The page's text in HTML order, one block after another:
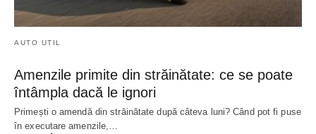
AUTO UTIL
Amenzile primite din străinătate: ce se poate
întâmpla dacă le ignori
Primești o amendă din străinătate după câteva luni? Când pot fi puse
în executare amenzile,…